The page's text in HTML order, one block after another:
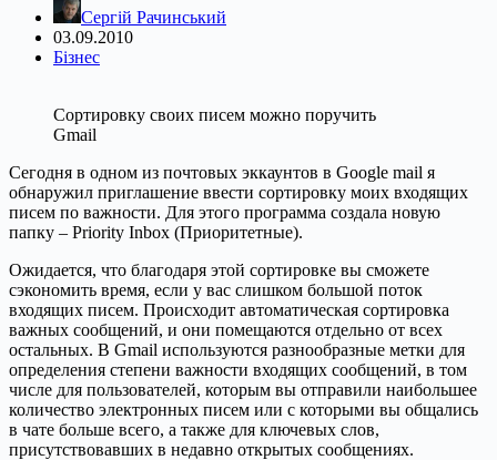
Сергій Рачинський
03.09.2010
Бізнес
Сортировку своих писем можно поручить
Gmail
Сегодня в одном из почтовых эккаунтов в Google mail я
обнаружил приглашение ввести сортировку моих входящих
писем по важности. Для этого программа создала новую
папку – Priority Inbox (Приоритетные).
Ожидается, что благодаря этой сортировке вы сможете
сэкономить время, если у вас слишком большой поток
входящих писем. Происходит автоматическая сортировка
важных сообщений, и они помещаются отдельно от всех
остальных. В Gmail используются разнообразные метки для
определения степени важности входящих сообщений, в том
числе для пользователей, которым вы отправили наибольшее
количество электронных писем или с которыми вы общались
в чате больше всего, а также для ключевых слов,
присутствовавших в недавно открытых сообщениях.